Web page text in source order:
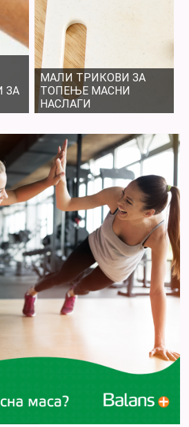
ПРОИЗВОДИ
КАМПАЊИ
ЧПП
ЗА
МАЛИ ТРИКОВИ ЗА
ТОПЕЊЕ МАСНИ
НАСЛАГИ